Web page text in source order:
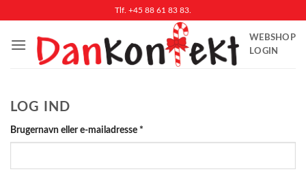
indhold
Tlf. +45 88 61 83 83.
WEBSHOP
LOGIN
LOG IND
Brugernavn eller e-mailadresse *